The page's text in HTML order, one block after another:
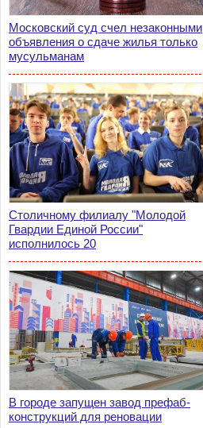
Московский суд счел незаконными
объявления о сдаче жилья только
мусульманам
Столичному филиалу "Молодой
Гвардии Единой России"
исполнилось 20
В городе запущен завод префаб-
конструкций для реновации